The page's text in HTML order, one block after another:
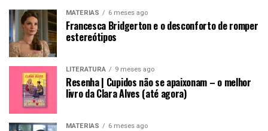
MATÉRIAS 6 meses ago
Francesca Bridgerton e o desconforto de romper
estereótipos
LITERATURA 9 meses ago
Resenha | Cupidos não se apaixonam – o melhor
livro da Clara Alves (até agora)
MATÉRIAS 6 meses ago